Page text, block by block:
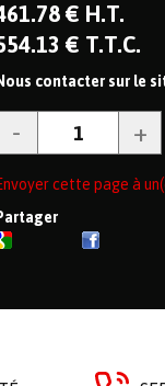
.78 € H.T.
.13 € T.T.C.
contacter sur le
cette page à